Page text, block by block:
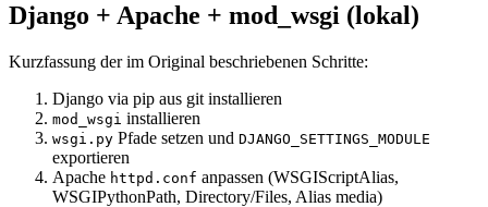
Django + Apache + mod_wsgi (lokal)
Kurzfassung der im Original beschriebenen Schritte:
Django via pip aus git installieren
mod_wsgi installieren
wsgi.py Pfade setzen und DJANGO_SETTINGS_MODULE
exportieren
Apache httpd.conf anpassen (WSGIScriptAlias,
WSGIPythonPath, Directory/Files, Alias media)